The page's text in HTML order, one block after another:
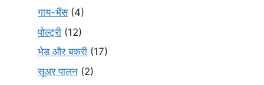
गाय-भैंस(4)
पोल्ट्री (12)
भेड़ और बकरी (17)
सूअर पालन (2)